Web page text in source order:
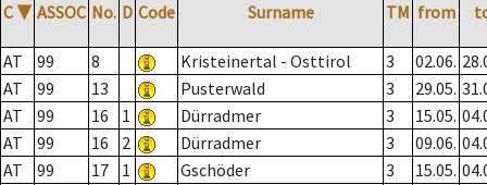
C ▼ ASSOC No. D Code Surname TM from
AT 99 8 Kristeinertal - Osttirol 3 02.06.
AT
99 13 Pusterwald 3 29.05.
AT
99 16 1 Dürradmer 3 15.05.
AT
99 16 2 Dürradmer 3 09.06.
AT
99 17 1 Gschöder 3 15.05.